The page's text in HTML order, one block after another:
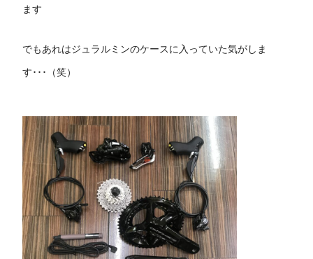
ます
でもあれはジュラルミンのケースに入っていた気がしま
す･･･（笑）